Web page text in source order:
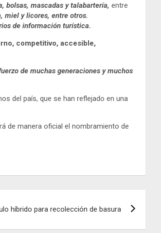
bolsas, mascadas y talabartería, entre
miel y licores, entre otros.
de información turística.
competitivo, accesible,
de muchas generaciones y muchos
del país, que se han reflejado en una
de manera oficial el nombramiento de
híbrido para recolección de basura